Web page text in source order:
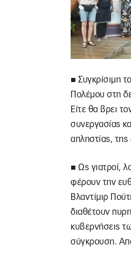
■ Συγκρίσιμη
Πολέμου στη
Είτε θα βρει
συνεργασίας
απληστίας, της
■ Ως γιατροί,
φέρουν την
Βλαντίμιρ
διαθέτουν
κυβερνήσεις
σύγκρουση.